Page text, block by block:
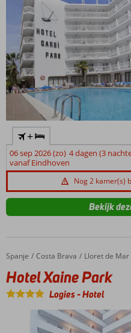
+
06 sep 2026 (zo) 4 dagen (3
vanaf Eindhoven
Nog 2 kamer(s)
Bekijk
Home
Spanje Costa Brava Lloret de Mar
Hotel Xaine Park
Hotel Xaine Park
Logies-Hotel